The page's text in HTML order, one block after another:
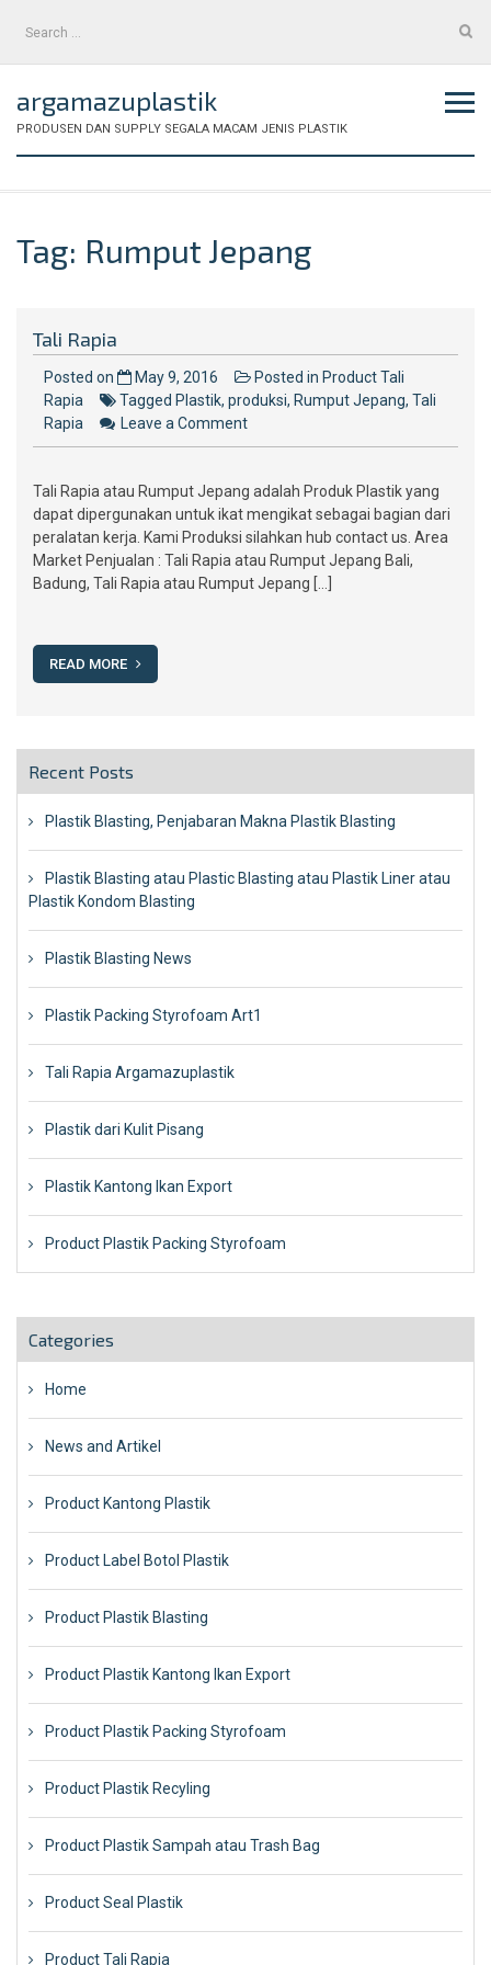
Search
argamazuplastik
PRODUSEN DAN SUPPLY SEGALA MACAM JENIS PLASTIK
Tag: Rumput Jepang
Tali Rapia
Posted on May 9, 2016 Posted in Product Tali
Rapia
Tagged Plastik, produksi, Rumput Jepang, Tali
Rapia
Leave a Commenton
Tali
Tali Rapia atau Rumput Jepang adalah Produk Plastik yang
dapat dipergunakan untuk ikat mengikat sebagai bagian dari
peralatan kerja. Kami Produksi silahkan hub contact us. Area
Market Penjualan : Tali Rapia atau Rumput Jepang Bali,
Badung, Tali Rapia atau Rumput Jepang […]
READ MORE
Recent Posts
Plastik Blasting, Penjabaran Makna Plastik Blasting
Plastik Blasting atau Plastic Blasting atau Plastik Liner atau
Plastik Kondom Blasting
Plastik Blasting News
Plastik Packing Styrofoam Art1
Tali Rapia Argamazuplastik
Plastik dari Kulit Pisang
Plastik Kantong Ikan Export
Product Plastik Packing Styrofoam
Categories
Home
News and Artikel
Product Kantong Plastik
Product Label Botol Plastik
Product Plastik Blasting
Product Plastik Kantong Ikan Export
Product Plastik Packing Styrofoam
Product Plastik Recyling
Product Plastik Sampah atau Trash Bag
Product Seal Plastik
Product Tali Rapia